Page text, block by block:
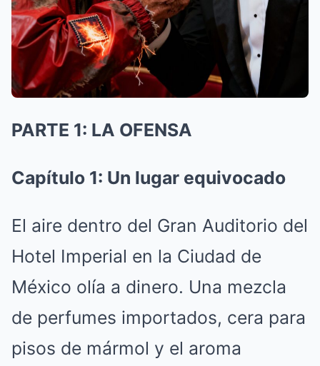
PARTE 1: LA OFENSA
Capítulo 1: Un lugar equivocado
El aire dentro del Gran Auditorio del
Hotel Imperial en la Ciudad de
México olía a dinero. Una mezcla
de perfumes importados, cera para
pisos de mármol y el aroma